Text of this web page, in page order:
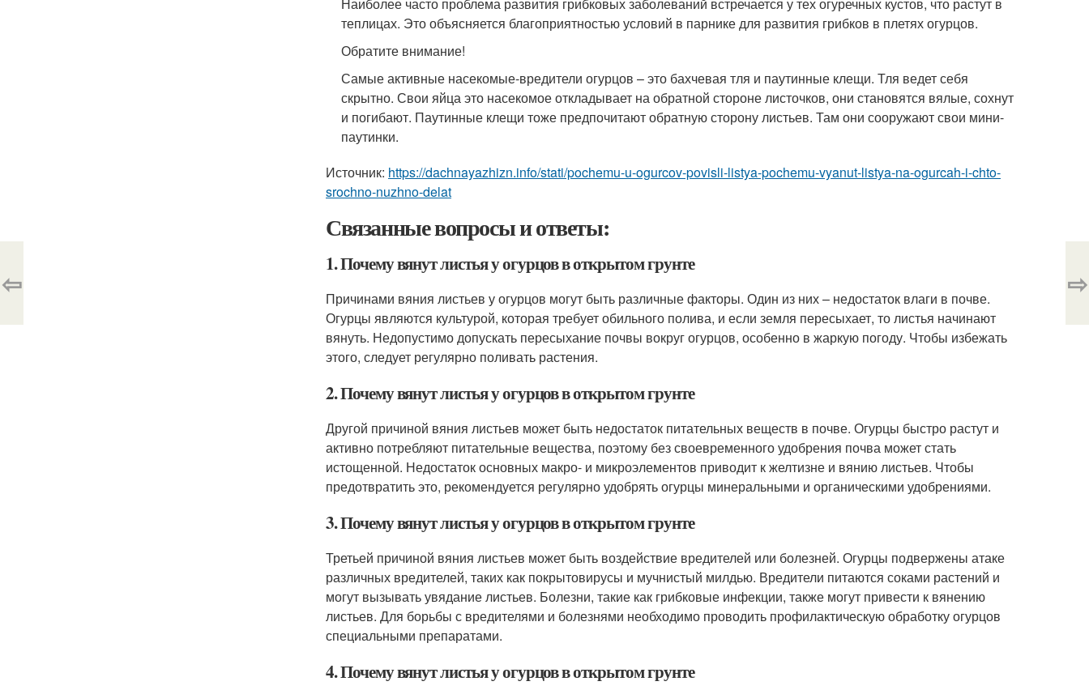
теплицах. Это объясняется благоприятностью условий в парнике для развития грибков в плетях огурцов.
Обратите внимание!
Самые активные насекомые-вредители огурцов – это бахчевая тля и паутинные клещи. Тля ведет себя
скрытно. Свои яйца это насекомое откладывает на обратной стороне листочков, они становятся вялые, сохнут
и погибают. Паутинные клещи тоже предпочитают обратную сторону листьев. Там они сооружают свои мини-
паутинки.
Источник: https://dachnayazhizn.info/stati/pochemu-u-ogurcov-povisli-listya-pochemu-vyanut-listya-na-ogurcah-i-chto-
srochno-nuzhno-delat
Связанные вопросы и ответы:
1. Почему вянут листья у огурцов в открытом грунте
Причинами вяния листьев у огурцов могут быть различные факторы. Один из них – недостаток влаги в почве.
Огурцы являются культурой, которая требует обильного полива, и если земля пересыхает, то листья начинают
вянуть. Недопустимо допускать пересыхание почвы вокруг огурцов, особенно в жаркую погоду. Чтобы избежать
этого, следует регулярно поливать растения.
2. Почему вянут листья у огурцов в открытом грунте
Другой причиной вяния листьев может быть недостаток питательных веществ в почве. Огурцы быстро растут и
активно потребляют питательные вещества, поэтому без своевременного удобрения почва может стать
истощенной. Недостаток основных макро- и микроэлементов приводит к желтизне и вянию листьев. Чтобы
предотвратить это, рекомендуется регулярно удобрять огурцы минеральными и органическими удобрениями.
3. Почему вянут листья у огурцов в открытом грунте
Третьей причиной вяния листьев может быть воздействие вредителей или болезней. Огурцы подвержены атаке
различных вредителей, таких как покрытовирусы и мучнистый милдью. Вредители питаются соками растений и
могут вызывать увядание листьев. Болезни, такие как грибковые инфекции, также могут привести к вянению
листьев. Для борьбы с вредителями и болезнями необходимо проводить профилактическую обработку огурцов
специальными препаратами.
4. Почему вянут листья у огурцов в открытом грунте
⇦ ⇨